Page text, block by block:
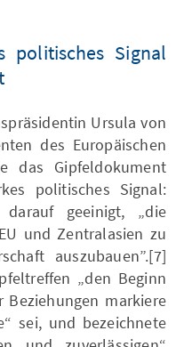
politisches Signal
Ursula von
des Europäischen
das Gipfeldokument
politisches Signal:
geeinigt, „die
und Zentralasien zu
auszubauen”.[7]
„den Beginn
Beziehungen markiere
sei, und bezeichnete